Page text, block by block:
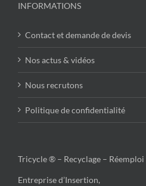
INFORMATIONS
Contact et demande de devis
Nos actus & vidéos
Nous recrutons
Politique de confidentialité
Tricycle ® – Recyclage –
Entreprise d’Insertion,